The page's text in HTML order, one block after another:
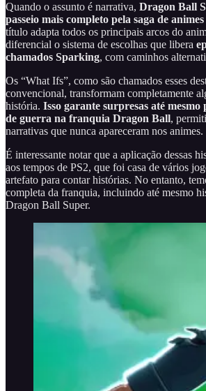
Quando o assunto é narrativa, Dragon Ball
passeio mais completo pela saga de
título adapta todos os principais arcos do
diferencial o sistema de escolhas que libera
chamados Sparking, com caminhos
Os “What Ifs”, como são chamados esses
convencional, transformam completamente
história. Isso garante surpresas até
de guerra na franquia Dragon Ball,
narrativas que nunca apareceram nos animes.
É interessante notar que a aplicação dessas
aos tempos de PS2, que foi casa de vários
artefato para contar histórias. No entanto,
completa da franquia, incluindo até mesmo
Dragon Ball Super.